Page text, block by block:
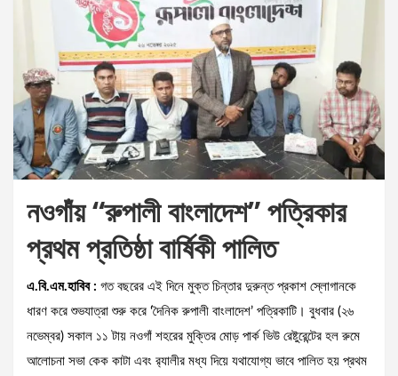
নওগাঁয় “রুপালী বাংলাদেশ” পত্রিকার
প্রথম প্রতিষ্ঠা বার্ষিকী পালিত
এ.বি.এম.হাবিব : গত বছরের এই দিনে মুক্ত চিন্তার দুরুন্ত প্রকাশ স্লোগানকে
ধারণ করে শুভযাত্রা শুরু করে ‘দৈনিক রুপালী বাংলাদেশ’ পত্রিকাটি। বুধবার (২৬
নভেম্বর) সকাল ১১ টায় নওগাঁ শহরের মুক্তির মোড় পার্ক ভিউ রেষ্টুরেন্টের হল রুমে
আলোচনা সভা কেক কাটা এবং র‌্যালীর মধ্য দিয়ে যথাযোগ্য ভাবে পালিত হয় প্রথম